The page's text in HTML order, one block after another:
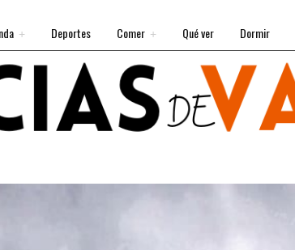
Deportes Comer Qué ver Dormir